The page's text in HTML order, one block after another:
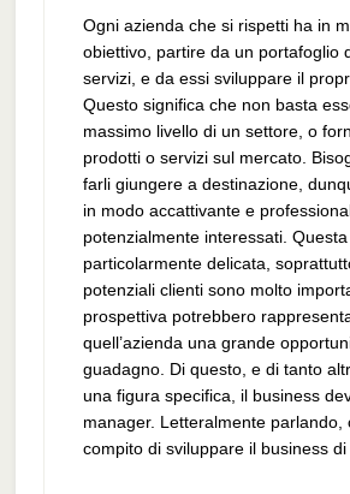
Ogni azienda che si rispetti ha in
obiettivo, partire da un portafoglio
servizi, e da essi sviluppare il
Questo significa che non basta
massimo livello di un settore, o
prodotti o servizi sul mercato.
farli giungere a destinazione,
in modo accattivante e
potenzialmente interessati.
particolarmente delicata,
potenziali clienti sono molto
prospettiva potrebbero
quell’azienda una grande
guadagno. Di questo, e di tanto
una figura specifica, il business
manager. Letteralmente parlando,
compito di sviluppare il business di